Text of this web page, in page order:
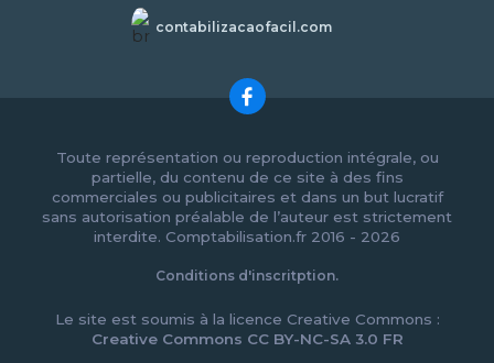
contabilizacaofacil.com
Toute représentation ou reproduction intégrale, ou
partielle, du contenu de ce site à des fins
commerciales ou publicitaires et dans un but lucratif
sans autorisation préalable de l’auteur est strictement
interdite. Comptabilisation.fr 2016 - 2026
Conditions d'inscritption.
Le site est soumis à la licence Creative Commons :
Creative Commons CC BY-NC-SA 3.0 FR